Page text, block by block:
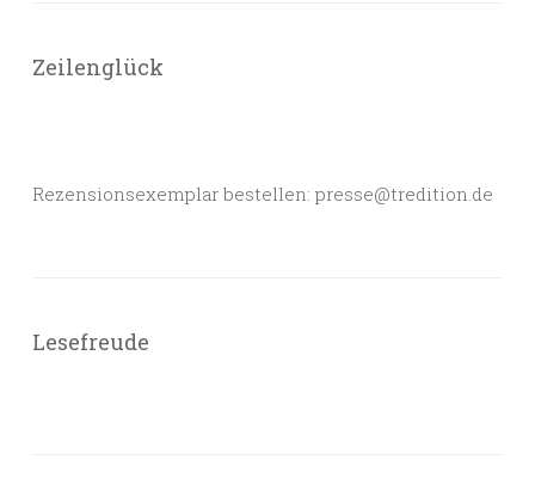
Zeilenglück
Rezensionsexemplar bestellen: presse@tredition.de
Lesefreude